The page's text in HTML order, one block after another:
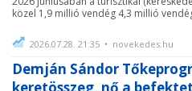
közel 1,9 millió vendég 4,3 millió
2026.07.28. 21:35 • novekedes.hu
Demján Sándor